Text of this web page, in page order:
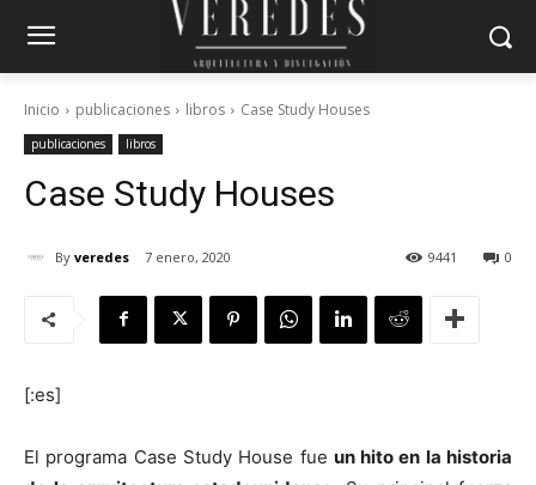
Inicio publicaciones libros Case Study Houses
publicaciones libros
Case Study Houses
By veredes 7 enero, 2020 0
9441
[:es]
El programa Case Study House fue un hito en la historia